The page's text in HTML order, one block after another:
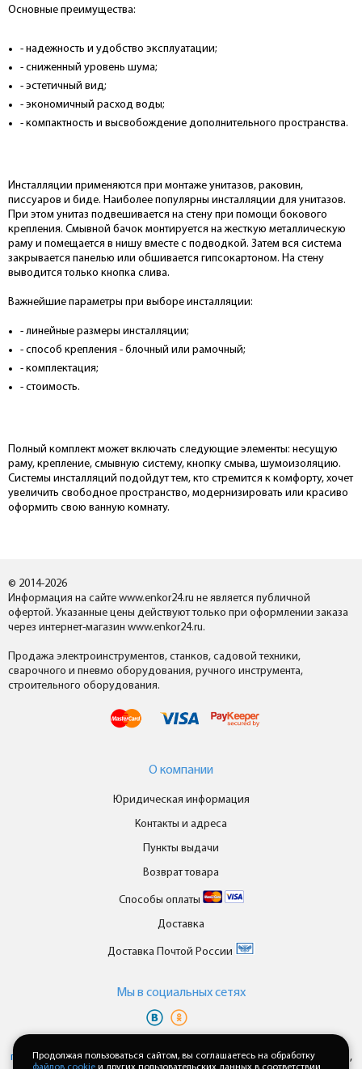
Основные преимущества:
- надежность и удобство эксплуатации;
- сниженный уровень шума;
- эстетичный вид;
- экономичный расход воды;
- компактность и высвобождение дополнительного пространства.
Инсталляции применяются при монтаже унитазов, раковин,
писсуаров и биде. Наиболее популярны инсталляции для унитазов.
При этом унитаз подвешивается на стену при помощи бокового
крепления. Смывной бачок монтируется на жесткую металлическую
раму и помещается в нишу вместе с подводкой. Затем вся система
закрывается панелью или обшивается гипсокартоном. На стену
выводится только кнопка слива.
Важнейшие параметры при выборе инсталляции:
- линейные размеры инсталляции;
- способ крепления - блочный или рамочный;
- комплектация;
- стоимость.
Полный комплект может включать следующие элементы: несущую
раму, крепление, смывную систему, кнопку смыва, шумоизоляцию.
Системы инсталляций подойдут тем, кто стремится к комфорту, хочет
увеличить свободное пространство, модернизировать или красиво
оформить свою ванную комнату.
© 2014-2026
Информация на сайте www.enkor24.ru не является публичной
офертой. Указанные цены действуют только при оформлении заказа
через интернет-магазин www.enkor24.ru.
Продажа электроинструментов, станков, садовой техники,
сварочного и пневмо оборудования, ручного инструмента,
строительного оборудования.
О компании
Юридическая информация
Контакты и адреса
Пункты выдачи
Возврат товара
Способы оплаты
Доставка
Доставка Почтой России
Мы в cоциальных сетях
персональных данныхипользовательского соглашениякаждый раз,
Продолжая пользоваться сайтом, вы соглашаетесь на обработку